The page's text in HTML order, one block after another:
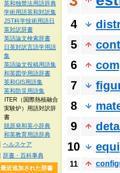
4
5
6
7
8
9
10
11
英和独禁法用語辞典
学術用語英和対訳集
JST科学技術用語日
英対訳辞書
英語論文検索辞書
日英対訳言語学用語
集
英語論文投稿用語集
和英図学用語辞書
英和GIS用語集
英和防災用語集
ITER（国際熱核融合
実験炉）用語対訳辞
書
脱原発和英小辞典
和英教育用語辞典
ヘルスケア
辞書・百科事典
最近追加された辞書